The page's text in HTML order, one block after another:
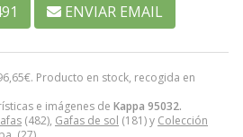
€. Producto en stock, recogida en
e imágenes de Kappa 95032.
(482), Gafas de sol (181) y Colección
ENVIAR EMAIL